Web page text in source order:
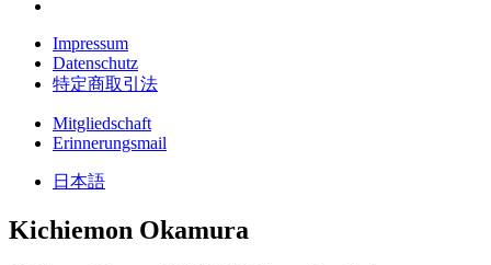
Impressum
Datenschutz
特定商取引法
Mitgliedschaft
Erinnerungsmail
日本語
Kichiemon Okamura